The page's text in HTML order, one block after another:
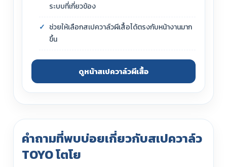
ระบบที่เกี่ยวข้อง
ช่วยให้เลือกสเปควาล์วผีเสื้อได้ตรงกับหน้างานมาก
ขึ้น
ดูหน้าสเปควาล์วผีเสื้อ
คำถามที่พบบ่อยเกี่ยวกับสเปควาล์ว
TOYO โตโย